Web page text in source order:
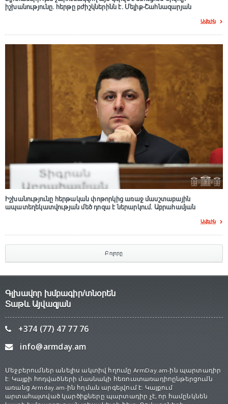
իշխանությունը. հերթը բժիշկներինն է. Մելիք-Շահնազարյան
Ավելին
Իշխանությունը հերթական փոթորկից առաջ մասշտաբային
ապատեղեկատվության մեծ դnզա է ներարկում․ Աբրահամյան
Ավելին
Բոլորը
Գլխավոր խմբագիր/տնօրեն
Տաթև Այվազյան
+374 (77) 47 77 76
info@armday.am
Մեջբերումներ անելիս ակտիվ հղումը ArmDay.am-ին պարտադիր
է: Կայքի հոդվածների մասնակի հեռուստառադիոընթերցումն
առանց Armday.am-ին հղման արգելվում է: Կայքում
արտահայտված կարծիքները պարտադիր չէ, որ համընկնեն